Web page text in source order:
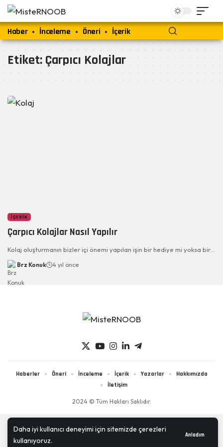
Daha iyi kullanıcı deneyimi için sitemizde çerezleri
kullanıyoruz.
Anladım
Haber İnceleme Öneri İçerik
Etiket: Çarpıcı Kolajlar
İÇERIK
Çarpıcı Kolajlar Nasıl Yapılır
Kolaj oluşturmanın bizler içi önemi yapılan işin bir hediye mi yoksa bir…
Brz Konuk 4 yıl önce
2024 © Tüm Hakları Saklıdır.
Haberler Öneri İnceleme İçerik Yazarlar
Hakkımızda
İletişim